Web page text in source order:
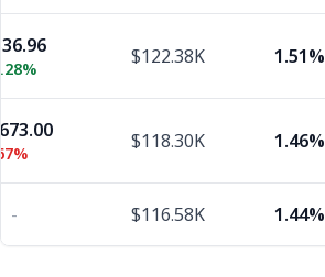
1.51%
$122.38K
1.46%
$118.30K
1.44%
$116.58K
-